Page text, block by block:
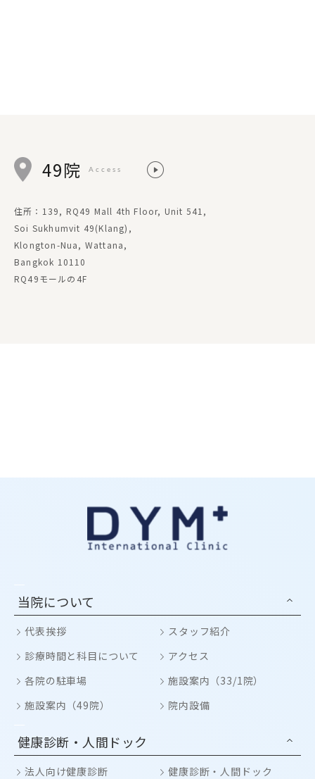
49院 Access
住所：139, RQ49 Mall 4th Floor, Unit 541,
Soi Sukhumvit 49(Klang),
Klongton-Nua, Wattana,
Bangkok 10110
RQ49モールの4F
当院について
代表挨拶
スタッフ紹介
診療時間と科目について
アクセス
各院の駐車場
施設案内（33/1院）
施設案内（49院）
院内設備
健康診断・人間ドック
法人向け健康診断
健康診断・人間ドック